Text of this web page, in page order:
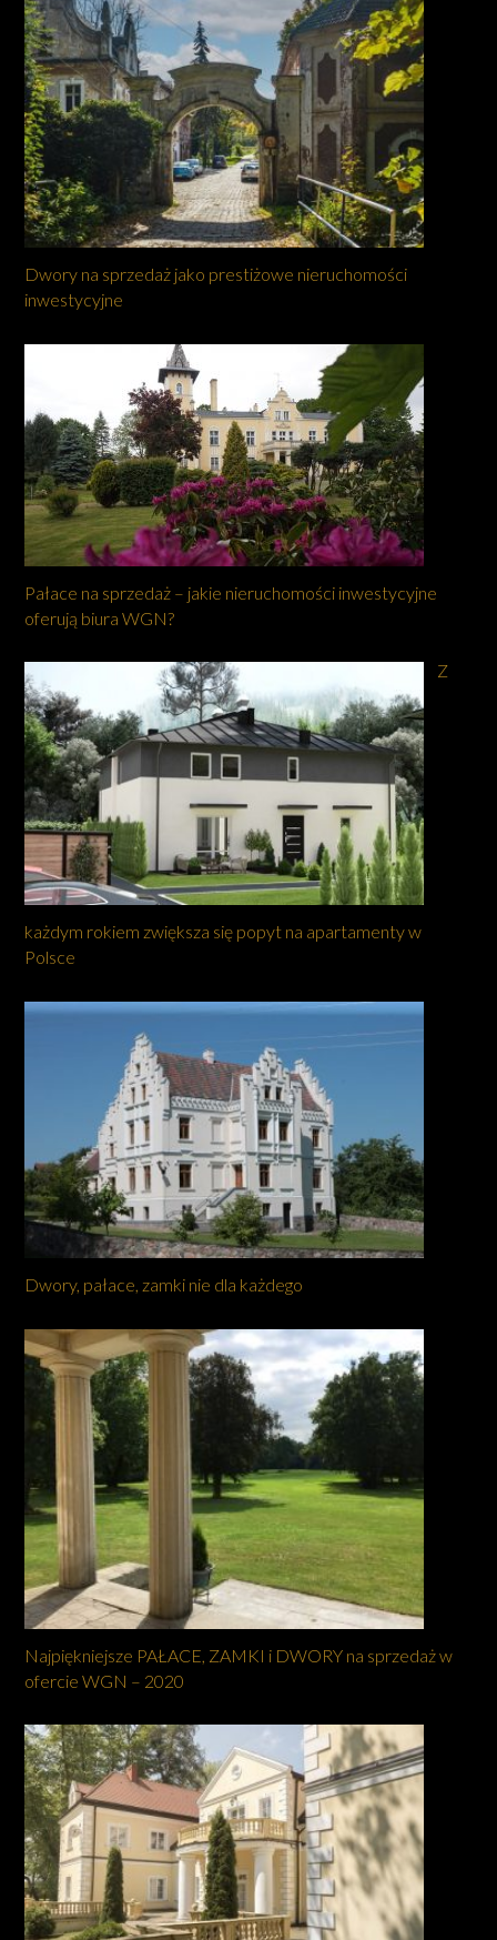
Dwory na sprzedaż jako prestiżowe nieruchomości
inwestycyjne
Pałace na sprzedaż – jakie nieruchomości inwestycyjne
oferują biura WGN?
Z
każdym rokiem zwiększa się popyt na apartamenty w
Polsce
Dwory, pałace, zamki nie dla każdego
Najpiękniejsze PAŁACE, ZAMKI i DWORY na sprzedaż w
ofercie WGN – 2020